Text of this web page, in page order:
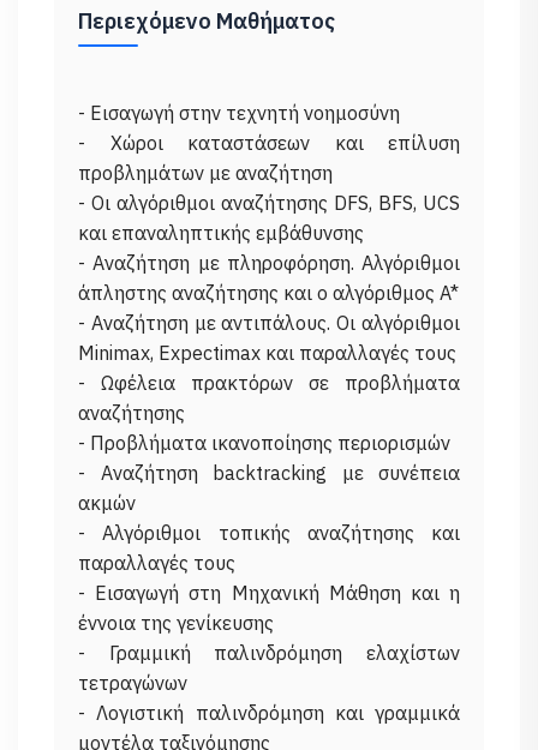
Περιεχόμενο Μαθήματος
- Εισαγωγή στην τεχνητή νοημοσύνη
- Χώροι καταστάσεων και επίλυση
προβλημάτων με αναζήτηση
- Οι αλγόριθμοι αναζήτησης DFS, BFS, UCS
και επαναληπτικής εμβάθυνσης
- Αναζήτηση με πληροφόρηση. Αλγόριθμοι
άπληστης αναζήτησης και ο αλγόριθμος A*
- Αναζήτηση με αντιπάλους. Οι αλγόριθμοι
Minimax, Expectimax και παραλλαγές τους
- Ωφέλεια πρακτόρων σε προβλήματα
αναζήτησης
- Προβλήματα ικανοποίησης περιορισμών
- Αναζήτηση backtracking με συνέπεια
ακμών
- Αλγόριθμοι τοπικής αναζήτησης και
παραλλαγές τους
- Εισαγωγή στη Μηχανική Μάθηση και η
έννοια της γενίκευσης
- Γραμμική παλινδρόμηση ελαχίστων
τετραγώνων
- Λογιστική παλινδρόμηση και γραμμικά
μοντέλα ταξινόμησης